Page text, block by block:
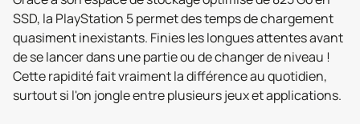
SSD, la PlayStation 5 permet des temps de chargement
quasiment inexistants. Finies les longues attentes avant
de se lancer dans une partie ou de changer de niveau !
Cette rapidité fait vraiment la différence au quotidien,
surtout si l'on jongle entre plusieurs jeux et applications.